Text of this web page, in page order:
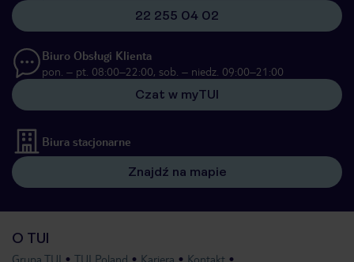
22 255 04 02
Biuro Obsługi Klienta
pon. – pt. 08:00–22:00, sob. – niedz. 09:00–21:00
Czat w myTUI
Biura stacjonarne
Znajdź na mapie
O TUI
Grupa TUI TUI Poland Kariera
Kontakt